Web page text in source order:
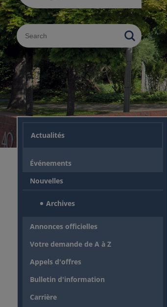
Sucheingabe
Actualités
Événements
Nouvelles
Archives
Annonces officielles
Votre demande de A à Z
Appels d'offres
Bulletin d'information
Carrière